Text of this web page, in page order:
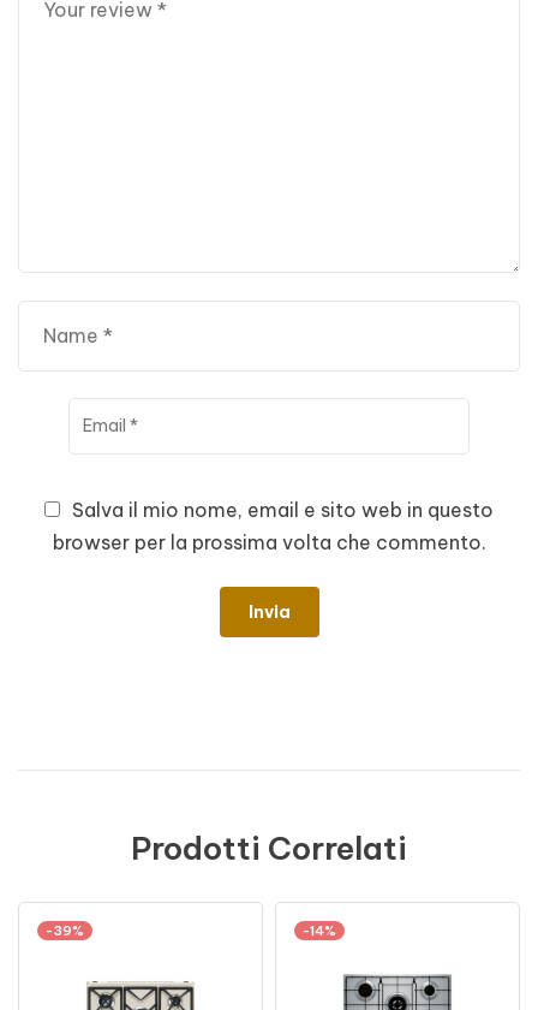
Salva il mio nome, email e sito web in questo
browser per la prossima volta che commento.
Prodotti Correlati
-39% -14%